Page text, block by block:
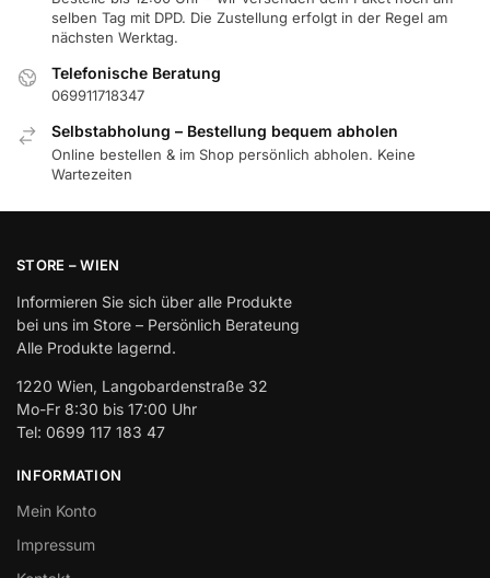
selben Tag mit DPD. Die Zustellung erfolgt in der Regel am
nächsten Werktag.
Telefonische Beratung
069911718347
Selbstabholung – Bestellung bequem abholen
Online bestellen & im Shop persönlich abholen. Keine
Wartezeiten
STORE – WIEN
Informieren Sie sich über alle Produkte
bei uns im Store – Persönlich Berateung
Alle Produkte lagernd.
1220 Wien, Langobardenstraße 32
Mo-Fr 8:30 bis 17:00 Uhr
Tel: 0699 117 183 47
INFORMATION
Mein Konto
Impressum